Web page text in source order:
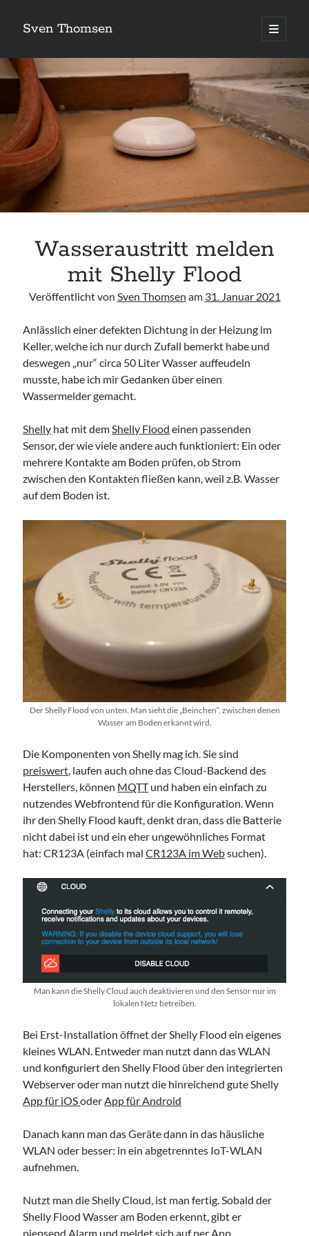
Sven Thomsen
open
primary
Wasseraustritt melden
mit Shelly Flood
Veröffentlicht von Sven Thomsen am 31. Januar 2021
Anlässlich einer defekten Dichtung in der Heizung im
Keller, welche ich nur durch Zufall bemerkt habe und
deswegen „nur“ circa 50 Liter Wasser auffeudeln
musste, habe ich mir Gedanken über einen
Wassermelder gemacht.
Shelly hat mit demShelly Flood einen passenden
Sensor, der wie viele andere auch funktioniert: Ein oder
mehrere Kontakte am Boden prüfen, ob Strom
zwischen den Kontakten fließen kann, weil z.B. Wasser
auf dem Boden ist.
Der Shelly Flood von unten. Man sieht die „Beinchen“, zwischen denen
Wasser am Boden erkannt wird.
Die Komponenten von Shelly mag ich. Sie sind
preiswert, laufen auch ohne das Cloud-Backend des
Herstellers, können MQTTund haben ein einfach zu
nutzendes Webfrontend für die Konfiguration. Wenn
ihr den Shelly Flood kauft, denkt dran, dass die Batterie
nicht dabei ist und ein eher ungewöhnliches Format
hat: CR123A (einfach malCR123A im Websuchen).
Man kann die Shelly Cloud auch deaktivieren und den Sensor nur im
lokalen Netz betreiben.
Bei Erst-Installation öffnet der Shelly Flood ein eigenes
kleines WLAN. Entweder man nutzt dann das WLAN
und konfiguriert den Shelly Flood über den integrierten
Webserver oder man nutzt die hinreichend gute Shelly
App für iOSoderApp für Android
Danach kann man das Geräte dann in das häusliche
WLAN oder besser: in ein abgetrenntes IoT-WLAN
aufnehmen.
Nutzt man die Shelly Cloud, ist man fertig. Sobald der
Shelly Flood Wasser am Boden erkennt, gibt er
piepsend Alarm und meldet sich auf per App.